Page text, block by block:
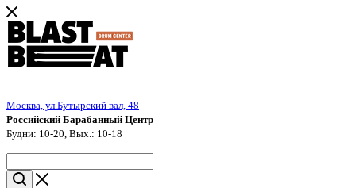
Москва, ул.Бутырский вал, 48
Российский Барабанный Центр
Будни: 10-20, Вых.: 10-18